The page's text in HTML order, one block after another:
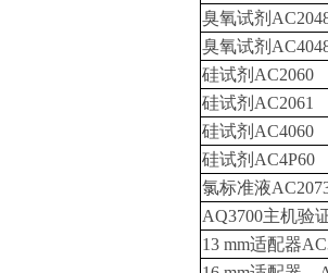
臭氧试剂
臭氧试剂
硅试剂AC2060
硅试剂AC2061
硅试剂AC4060
硅试剂AC4P60
氯标准液
AQ3700主机验
13 mm适配器